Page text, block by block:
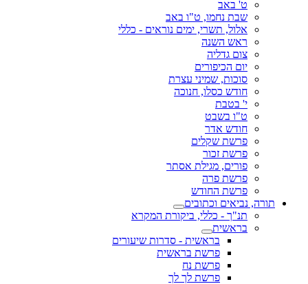
ט' באב
שבת נחמו, ט"ו באב
אלול, תשרי, ימים נוראים - כללי
ראש השנה
צום גדליה
יום הכיפורים
סוכות, שמיני עצרת
חודש כסלו, חנוכה
י' בטבת
ט"ו בשבט
חודש אדר
פרשת שקלים
פרשת זכור
פורים, מגילת אסתר
פרשת פרה
פרשת החודש
תורה, נביאים וכתובים
תנ"ך - כללי, ביקורת המקרא
בראשית
בראשית - סדרות שיעורים
פרשת בראשית
פרשת נח
פרשת לך לך